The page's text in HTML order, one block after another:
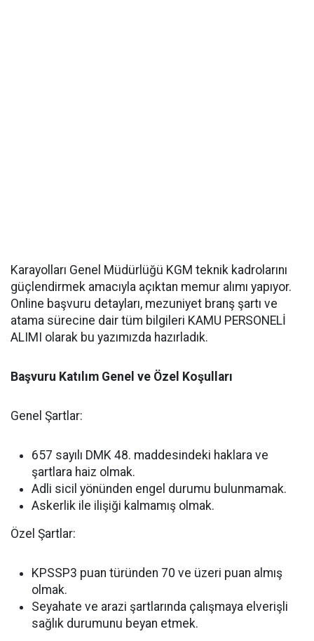
Karayolları Genel Müdürlüğü KGM teknik kadrolarını
güçlendirmek amacıyla açıktan memur alımı yapıyor.
Online başvuru detayları, mezuniyet branş şartı ve
atama sürecine dair tüm bilgileri KAMU PERSONELİ
ALIMI olarak bu yazımızda hazırladık.
Başvuru Katılım Genel ve Özel Koşulları
Genel Şartlar:
657 sayılı DMK 48. maddesindeki haklara ve
şartlara haiz olmak.
Adli sicil yönünden engel durumu bulunmamak.
Askerlik ile ilişiği kalmamış olmak.
Özel Şartlar:
KPSSP3 puan türünden 70 ve üzeri puan almış
olmak.
Seyahate ve arazi şartlarında çalışmaya elverişli
sağlık durumunu beyan etmek.